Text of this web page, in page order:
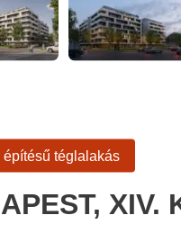
építésű téglalakás
XIV.